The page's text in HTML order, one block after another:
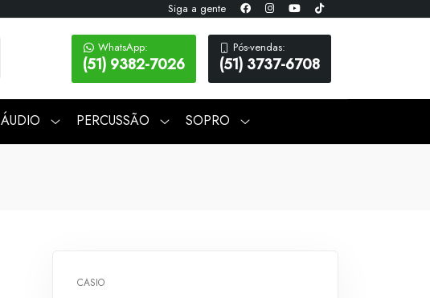
Siga a gente
WhatsApp:
(51) 9382-7026
Pós-vendas:
(51) 3737-6708
ÁUDIO PERCUSSÃO SOPRO
CASIO